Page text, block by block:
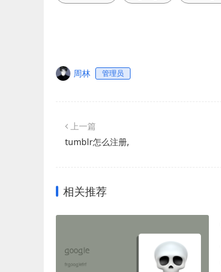
周林 管理员
上一篇
tumblr怎么注册,
相关推荐